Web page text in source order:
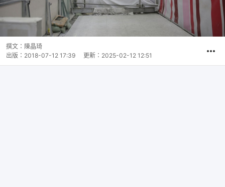
撰文： 陳晶琦
出版： 2018-07-12 17:39 更新： 2025-02-12 12:51